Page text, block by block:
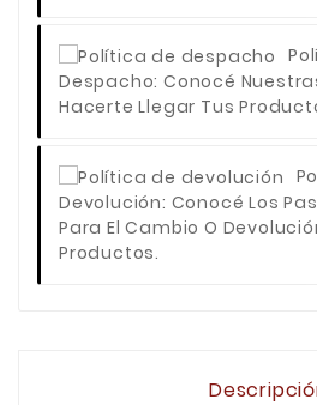
Despacho: Conocé
Hacerte Llegar Tus
Devolución: Conocé Los
Para El Cambio O
Productos.